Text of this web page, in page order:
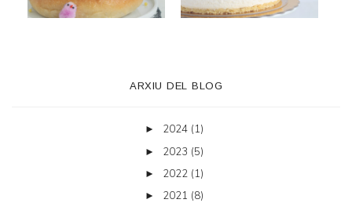
ARXIU DEL BLOG
► 2024 (1)
► 2023 (5)
► 2022 (1)
► 2021 (8)